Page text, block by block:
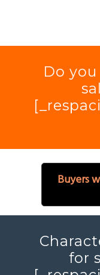
Do
Buyers
for